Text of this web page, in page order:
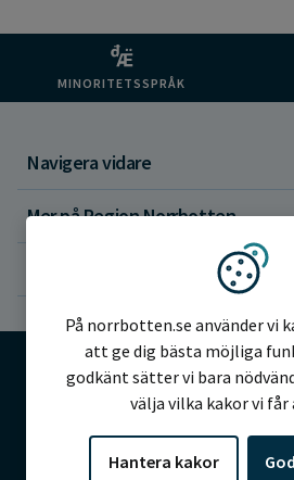
MINORITETSSPRÅK
Navigera vidare
Mer på Region Norrbotten
©2026 Region
Vi
På norrbotten.se använder vi
att ge dig bästa möjliga
godkänt sätter vi bara
välja vilka kakor vi får
Hantera kakor